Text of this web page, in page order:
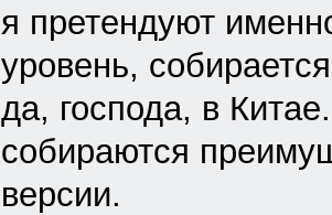
я претендуют
уровень,
да, господа, в
собираются
версии.